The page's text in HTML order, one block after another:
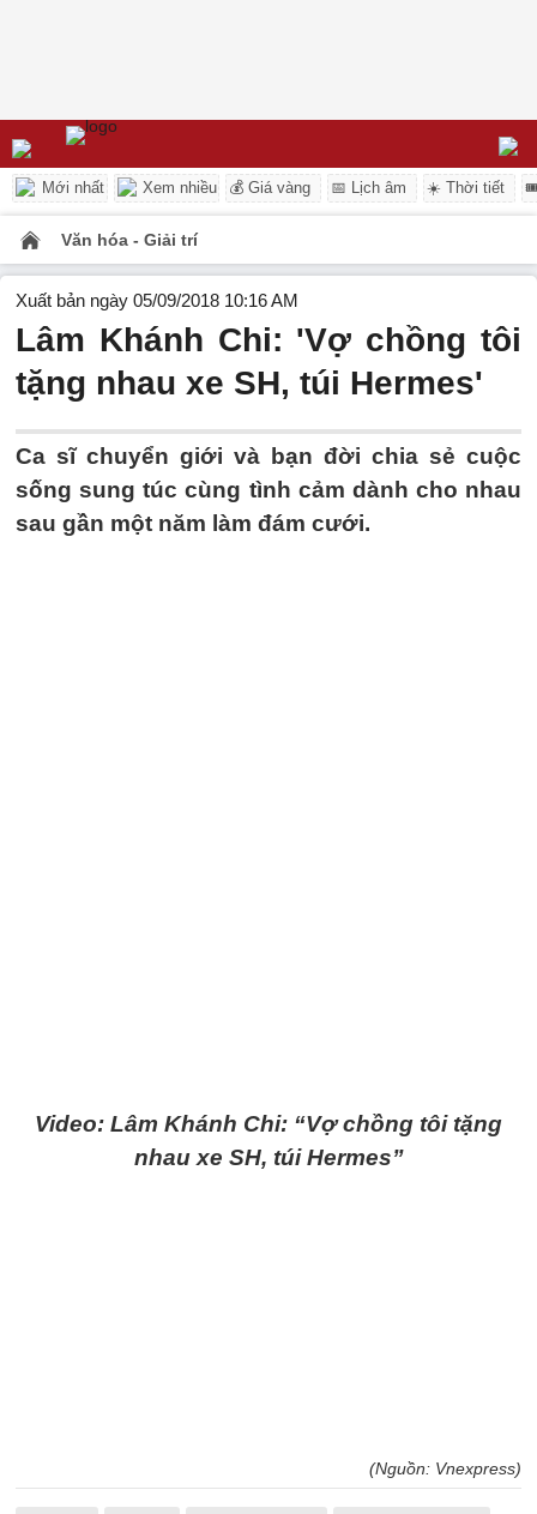
Mới nhất Xem nhiều 💰 Giá vàng 📅 Lịch âm ☀️ Thời tiết
Văn hóa - Giải trí
Xuất bản ngày 05/09/2018 10:16 AM
Lâm Khánh Chi: 'Vợ chồng tôi
tặng nhau xe SH, túi Hermes'
Ca sĩ chuyển giới và bạn đời chia sẻ cuộc
sống sung túc cùng tình cảm dành cho nhau
sau gần một năm làm đám cưới.
Video: Lâm Khánh Chi: “Vợ chồng tôi tặng
nhau xe SH, túi Hermes”
(Nguồn: Vnexpress)